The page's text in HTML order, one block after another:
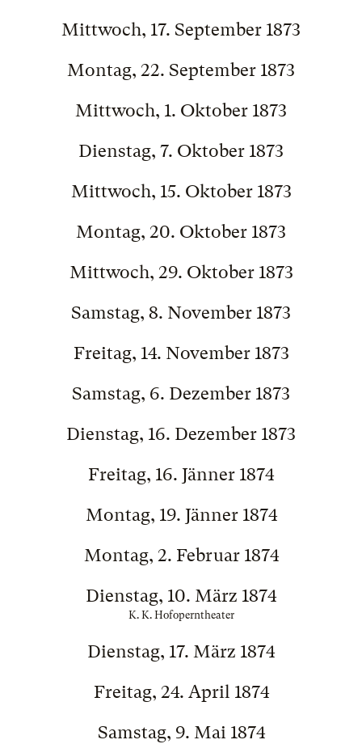
Mittwoch, 17. September 1873
Montag, 22. September 1873
Mittwoch, 1. Oktober 1873
Dienstag, 7. Oktober 1873
Mittwoch, 15. Oktober 1873
Montag, 20. Oktober 1873
Mittwoch, 29. Oktober 1873
Samstag, 8. November 1873
Freitag, 14. November 1873
Samstag, 6. Dezember 1873
Dienstag, 16. Dezember 1873
Freitag, 16. Jänner 1874
Montag, 19. Jänner 1874
Montag, 2. Februar 1874
Dienstag, 10. März 1874
K. K. Hofoperntheater
Dienstag, 17. März 1874
Freitag, 24. April 1874
Samstag, 9. Mai 1874